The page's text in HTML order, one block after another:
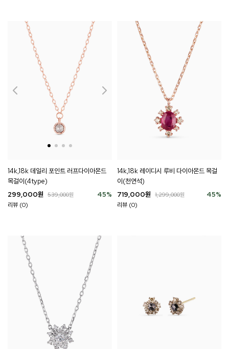
14k,18k 데일리 포인트 러프다이아몬드
목걸이(4type)
45%
299,000원 539,000원
리뷰 (0)
14k,18k 레이디시 루비 다이아몬드 목걸
이(천연석)
45%
719,000원 1,299,000원
리뷰 (0)